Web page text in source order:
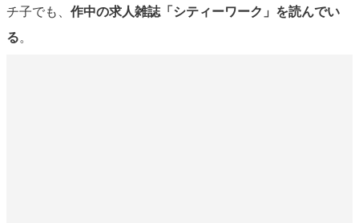
チ子でも、 作中の求人雑誌「シティーワーク」を読んでい
る。